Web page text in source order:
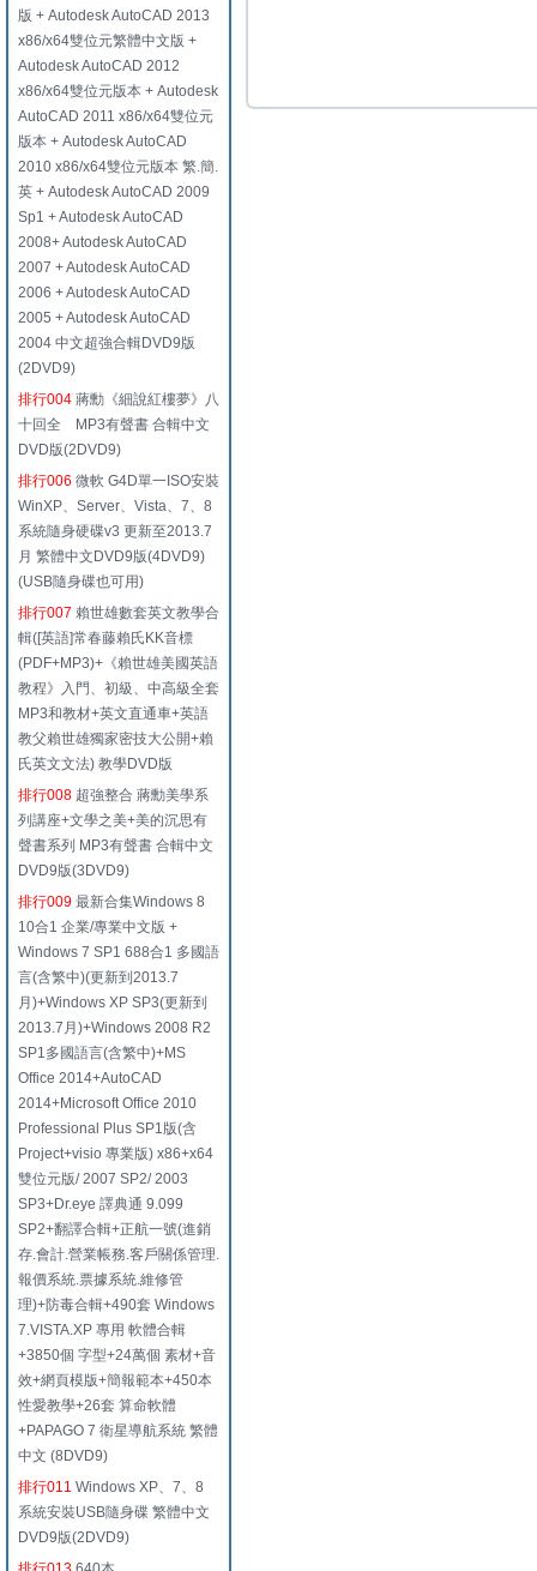
版 + Autodesk AutoCAD 2013
x86/x64雙位元繁體中文版 +
Autodesk AutoCAD 2012
x86/x64雙位元版本 + Autodesk
AutoCAD 2011 x86/x64雙位元
版本 + Autodesk AutoCAD
2010 x86/x64雙位元版本 繁.簡.
英 + Autodesk AutoCAD 2009
Sp1 + Autodesk AutoCAD
2008+ Autodesk AutoCAD
2007 + Autodesk AutoCAD
2006 + Autodesk AutoCAD
2005 + Autodesk AutoCAD
2004 中文超強合輯DVD9版
(2DVD9)
排行004 蔣勳《細說紅樓夢》八
十回全 MP3有聲書 合輯中文
DVD版(2DVD9)
排行006 微軟 G4D單一ISO安裝
WinXP、Server、Vista、7、8
系統隨身硬碟v3 更新至2013.7
月 繁體中文DVD9版(4DVD9)
(USB隨身碟也可用)
排行007 賴世雄數套英文教學合
輯([英語]常春藤賴氏KK音標
(PDF+MP3)+《賴世雄美國英語
教程》入門、初級、中高級全套
MP3和教材+英文直通車+英語
教父賴世雄獨家密技大公開+賴
氏英文文法) 教學DVD版
排行008 超強整合 蔣勳美學系
列講座+文學之美+美的沉思有
聲書系列 MP3有聲書 合輯中文
DVD9版(3DVD9)
排行009 最新合集Windows 8
10合1 企業/專業中文版 +
Windows 7 SP1 688合1 多國語
言(含繁中)(更新到2013.7
月)+Windows XP SP3(更新到
2013.7月)+Windows 2008 R2
SP1多國語言(含繁中)+MS
Office 2014+AutoCAD
2014+Microsoft Office 2010
Professional Plus SP1版(含
Project+visio 專業版) x86+x64
雙位元版/ 2007 SP2/ 2003
SP3+Dr.eye 譯典通 9.099
SP2+翻譯合輯+正航一號(進銷
存.會計.營業帳務.客戶關係管理.
報價系統.票據系統.維修管
理)+防毒合輯+490套 Windows
7.VISTA.XP 專用 軟體合輯
+3850個 字型+24萬個 素材+音
效+網頁模版+簡報範本+450本
性愛教學+26套 算命軟體
+PAPAGO 7 衛星導航系統 繁體
中文 (8DVD9)
排行011 Windows XP、7、8
系統安裝USB隨身碟 繁體中文
DVD9版(2DVD9)